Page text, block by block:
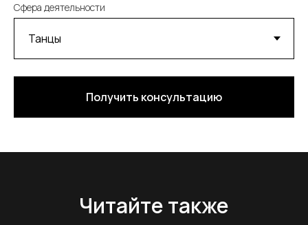
Сфера деятельности
Получить консультацию
Читайте также